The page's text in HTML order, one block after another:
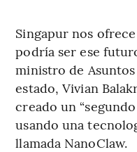
Singapur nos
podría ser ese
ministro de
estado, Vivian
creado un
usando una
llamada NanoClaw.